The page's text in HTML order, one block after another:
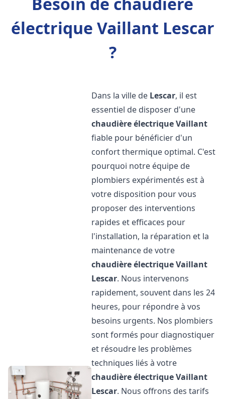
électrique Vaillant Lescar
?
Dans la ville de Lescar, il est
essentiel de disposer d'une
chaudière électrique Vaillant
fiable pour bénéficier d'un
confort thermique optimal. C'est
pourquoi notre équipe de
plombiers expérimentés est à
votre disposition pour vous
proposer des interventions
rapides et efficaces pour
l'installation, la réparation et la
maintenance de votre
chaudière électrique Vaillant
Lescar. Nous intervenons
rapidement, souvent dans les 24
heures, pour répondre à vos
besoins urgents. Nos plombiers
sont formés pour diagnostiquer
et résoudre les problèmes
techniques liés à votre
chaudière électrique Vaillant
Lescar. Nous offrons des tarifs